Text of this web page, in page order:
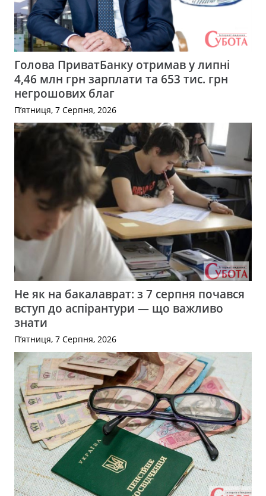
Голова ПриватБанку отримав у липні
4,46 млн грн зарплати та 653 тис. грн
негрошових благ
П’ятниця, 7 Серпня, 2026
Не як на бакалаврат: з 7 серпня почався
вступ до аспірантури — що важливо
знати
П’ятниця, 7 Серпня, 2026